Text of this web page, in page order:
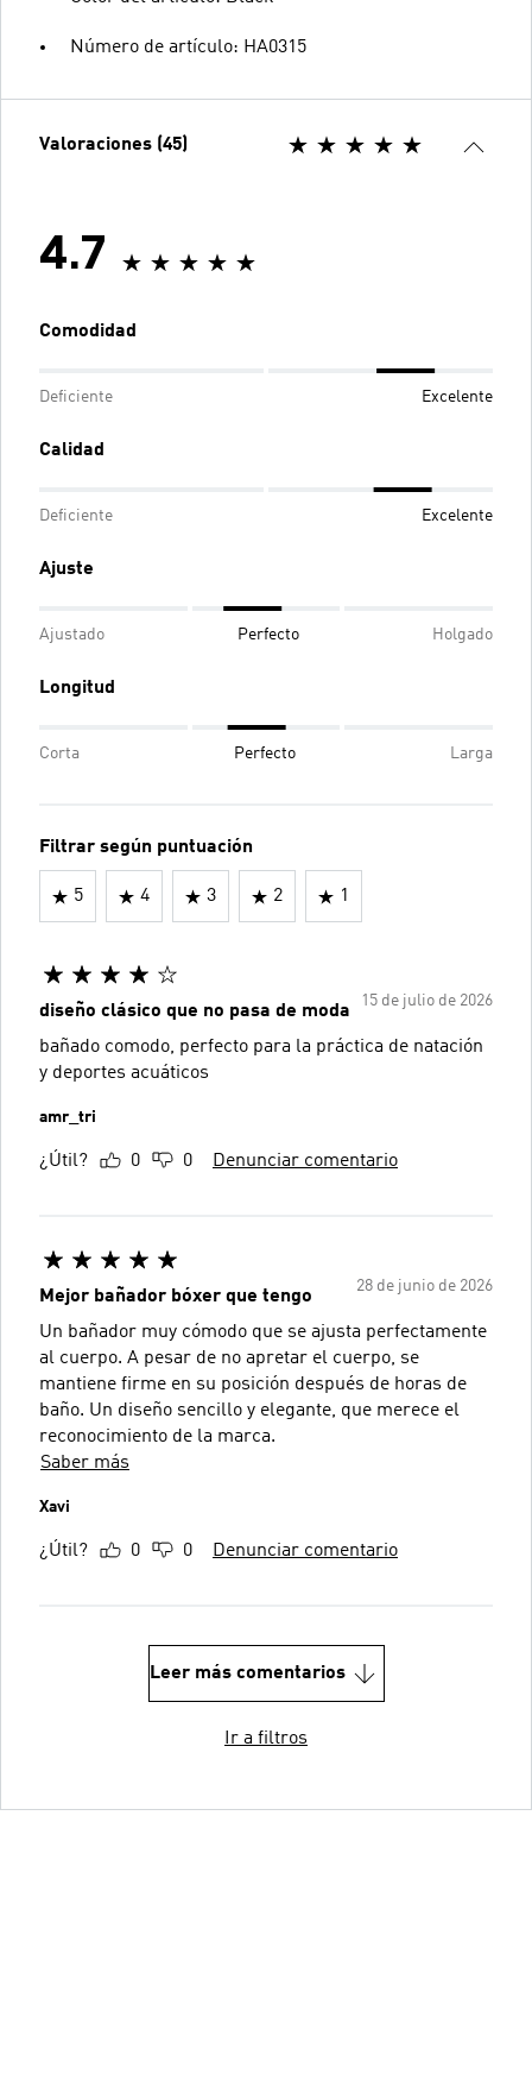
Número de artículo: HA0315
Valoraciones (45)
4.7
Comodidad
Deficiente Excelente
Calidad
Deficiente Excelente
Ajuste
Ajustado Perfecto Holgado
Longitud
Corta Perfecto Larga
Filtrar según puntuación
5 4 3 2 1
15 de julio de 2026
diseño clásico que no pasa de moda
bañado comodo, perfecto para la práctica de natación
y deportes acuáticos
amr_tri
¿Útil? 0 0 Denunciar comentario
28 de junio de 2026
Mejor bañador bóxer que tengo
Un bañador muy cómodo que se ajusta perfectamente
al cuerpo. A pesar de no apretar el cuerpo, se
mantiene firme en su posición después de horas de
baño. Un diseño sencillo y elegante, que merece el
reconocimiento de la marca.
Saber más
Xavi
¿Útil? 0 0 Denunciar comentario
Leer más comentarios
Ir a filtros